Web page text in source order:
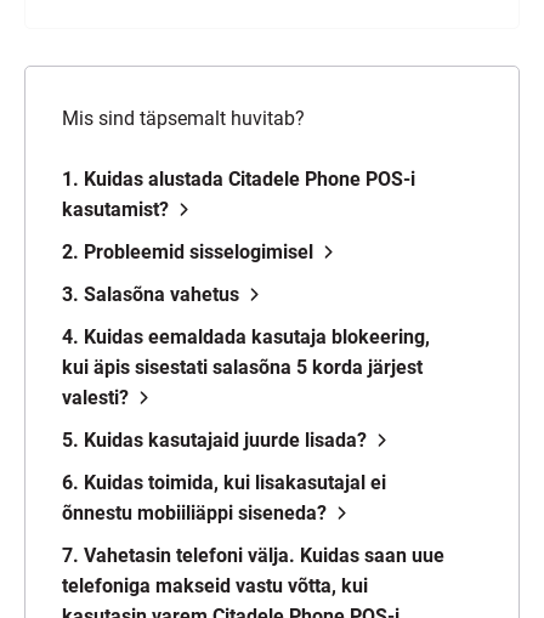
Mis sind täpsemalt huvitab?
1. Kuidas alustada Citadele Phone POS-i
kasutamist?
2. Probleemid sisselogimisel
3. Salasõna vahetus
4. Kuidas eemaldada kasutaja blokeering,
kui äpis sisestati salasõna 5 korda järjest
valesti?
5. Kuidas kasutajaid juurde lisada?
6. Kuidas toimida, kui lisakasutajal ei
õnnestu mobiiliäppi siseneda?
7. Vahetasin telefoni välja. Kuidas saan uue
telefoniga makseid vastu võtta, kui